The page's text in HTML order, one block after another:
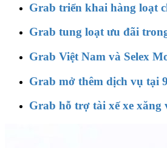
Grab triển khai hàng loạt
Grab tung loạt ưu đãi
Grab Việt Nam và Selex
Grab mở thêm dịch vụ tại
Grab hỗ trợ tài xế xe xăng